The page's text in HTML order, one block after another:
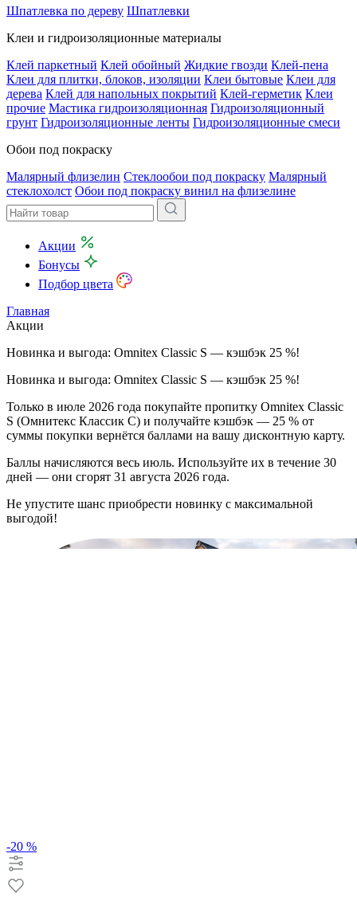
Шпатлевка по дереву Шпатлевки
Клеи и гидроизоляционные материалы
Клей паркетный Клей обойный Жидкие гвозди Клей-пена
Клеи для плитки, блоков, изоляции Клеи бытовые Клеи для
дерева Клей для напольных покрытий Клей-герметик Клеи
прочие Мастика гидроизоляционная Гидроизоляционный
грунт Гидроизоляционные ленты Гидроизоляционные смеси
Обои под покраску
Малярный флизелин Стеклообои под покраску Малярный
стеклохолст Обои под покраску винил на флизелине
Акции
Бонусы
Подбор цвета
Главная
Акции
Новинка и выгода: Omnitex Classic S — кэшбэк 25 %!
Новинка и выгода: Omnitex Classic S — кэшбэк 25 %!
Только в июле 2026 года покупайте пропитку Omnitex Classic
S (Омнитекс Классик С) и получайте кэшбэк — 25 % от
суммы покупки вернётся баллами на вашу дисконтную карту.
Баллы начисляются весь июль. Используйте их в течение 30
дней — они сгорят 31 августа 2026 года.
Не упустите шанс приобрести новинку с максимальной
выгодой!
-20 %